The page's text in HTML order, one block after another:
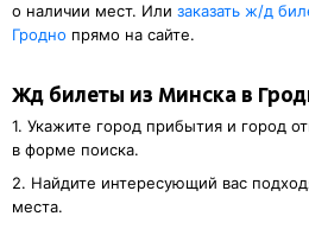
о наличии мест. Или заказать ж/д
Гродно прямо на сайте.
Жд билеты из Минска в
1. Укажите город прибытия и город
в форме поиска.
2. Найдите интересующий вас
места.